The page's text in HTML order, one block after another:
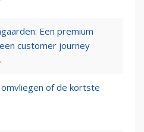
Een premium
customer journey
of de kortste